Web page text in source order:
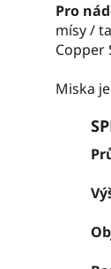
Pro
mísy /
Copper
Miska